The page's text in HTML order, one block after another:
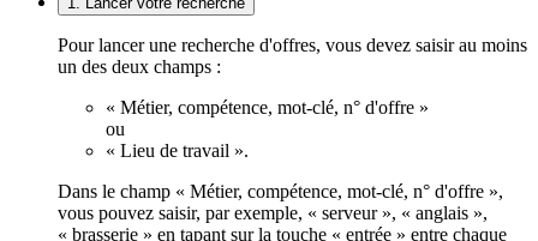
Pour lancer une recherche d'offres, vous devez saisir au moins
un des deux champs :
« Métier, compétence, mot-clé, n° d'offre »
ou
« Lieu de travail ».
Dans le champ « Métier, compétence, mot-clé, n° d'offre »,
vous pouvez saisir, par exemple, « serveur », « anglais »,
« brasserie » en tapant sur la touche « entrée » entre chaque